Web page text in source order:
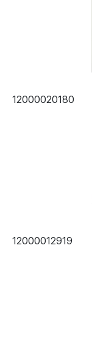
12000020180
12000012919